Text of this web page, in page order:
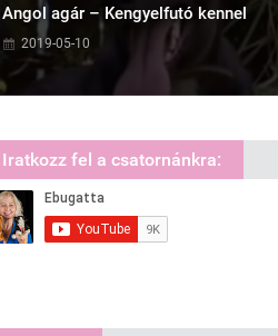
Angol agár – Kengyelfutó kennel
2019-05-10
Iratkozz fel a csatornánkra: